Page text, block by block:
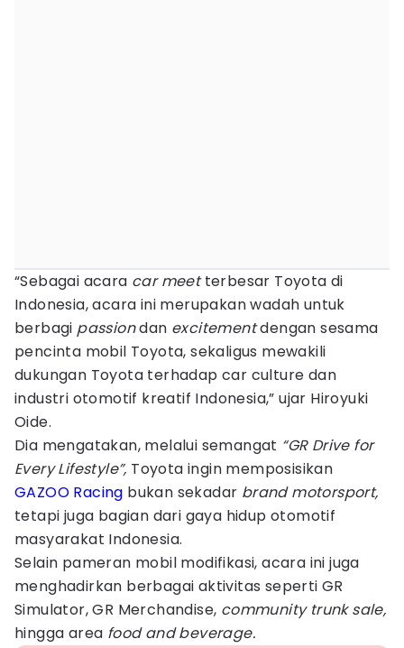
“Sebagai acara car meetterbesar Toyota di
Indonesia, acara ini merupakan wadah untuk
berbagi passiondan excitementdengan sesama
pencinta mobil Toyota, sekaligus mewakili
dukungan Toyota terhadap car culture dan
industri otomotif kreatif Indonesia,” ujar Hiroyuki
Oide.
Dia mengatakan, melalui semangat “GR Drive for
Every Lifestyle”, Toyota ingin memposisikan
GAZOO Racing bukan sekadar brand motorsport,
tetapi juga bagian dari gaya hidup otomotif
masyarakat Indonesia.
Selain pameran mobil modifikasi, acara ini juga
menghadirkan berbagai aktivitas seperti GR
Simulator, GR Merchandise, community trunk sale,
hingga area food and beverage.